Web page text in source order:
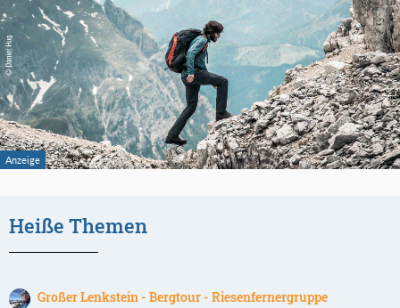
Heiße Themen
Großer Lenkstein - Bergtour - Riesenfernergruppe